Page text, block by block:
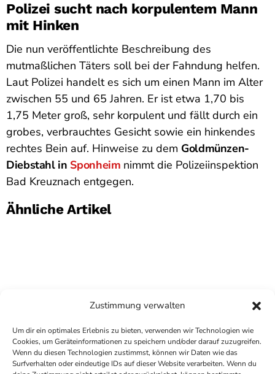
Zustimmung verwalten
Um dir ein optimales Erlebnis zu bieten, verwenden wir Technologien wie
Cookies, um Geräteinformationen zu speichern und/oder darauf zuzugreifen.
Wenn du diesen Technologien zustimmst, können wir Daten wie das
Surfverhalten oder eindeutige IDs auf dieser Website verarbeiten. Wenn du
Polizei sucht nach korpulentem Mann
mit Hinken
Die nun veröffentlichte Beschreibung des
mutmaßlichen Täters soll bei der Fahndung helfen.
Laut Polizei handelt es sich um einen Mann im Alter
zwischen 55 und 65 Jahren. Er ist etwa 1,70 bis
1,75 Meter groß, sehr korpulent und fällt durch ein
grobes, verbrauchtes Gesicht sowie ein hinkendes
rechtes Bein auf. Hinweise zu dem Goldmünzen-
Diebstahl in Sponheim nimmt die Polizeiinspektion
Bad Kreuznach entgegen.
Ähnliche Artikel